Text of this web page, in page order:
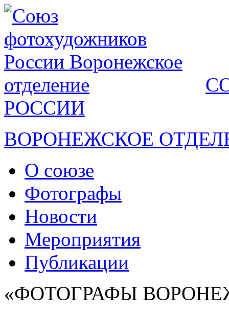
РОССИИ
ВОРОНЕЖСКОЕ
О союзе
Фотографы
Новости
Мероприятия
Публикации
«ФОТОГРАФЫ